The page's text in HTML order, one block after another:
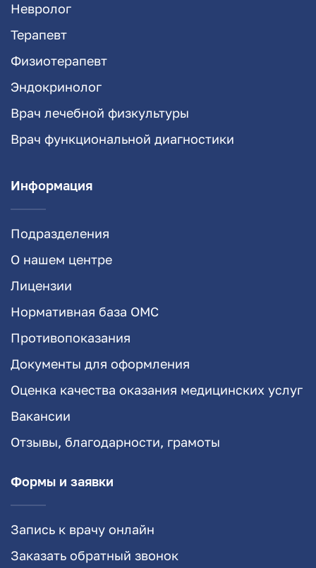
Невролог
Терапевт
Физиотерапевт
Эндокринолог
Врач лечебной физкультуры
Врач функциональной диагностики
Информация
Подразделения
О нашем центре
Лицензии
Нормативная база ОМС
Противопоказания
Документы для оформления
Оценка качества оказания медицинских услуг
Вакансии
Отзывы, благодарности, грамоты
Формы и заявки
Запись к врачу онлайн
Заказать обратный звонок